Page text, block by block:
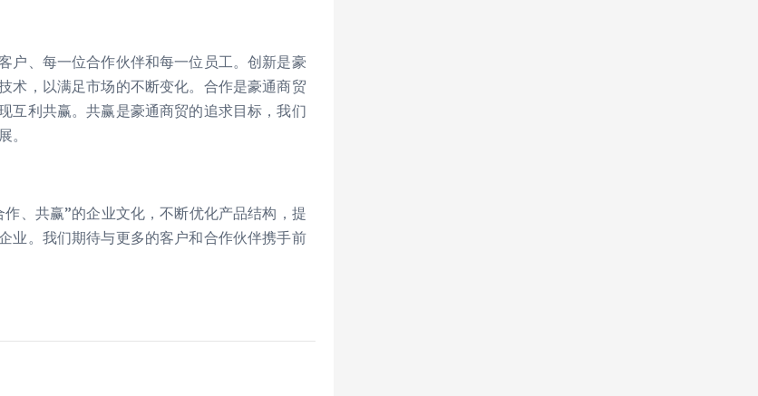
户、每一位合作伙伴和每一位员工。创新是豪
术，以满足市场的不断变化。合作是豪通商贸
互利共赢。共赢是豪通商贸的追求目标，我们
。
、共赢”的企业文化，不断优化产品结构，提
业。我们期待与更多的客户和合作伙伴携手前